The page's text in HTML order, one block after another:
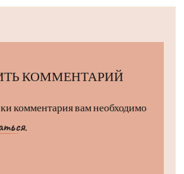
КОММЕНТАРИЙ
комментария вам необходимо
.